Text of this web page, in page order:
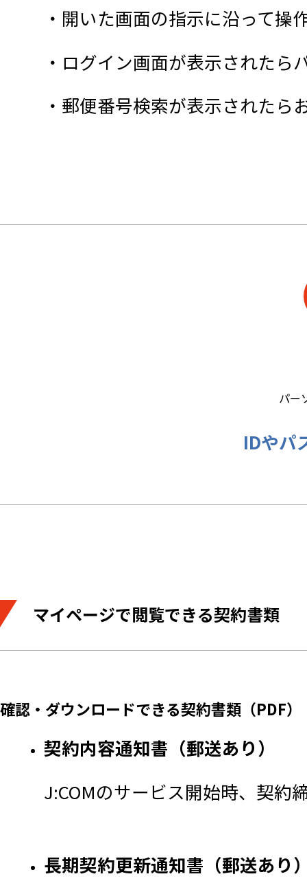
・開いた画面の指示に沿って操
・ログイン画面が表示された
・郵便番号検索が表示された
パー
IDやパ
マイページで閲覧できる契約書類
確認・ダウンロードできる契約書類（PDF）​
契約内容通知書（郵送あり）
J:COMのサービス開始時、契約
長期契約更新通知書（郵送あり